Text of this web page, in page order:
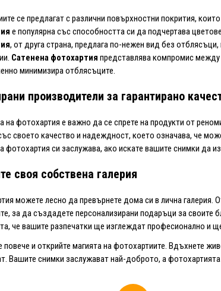
се предлагат с различни повърхностни покрития,
е популярна със способността си да подчертава
, от друга страна, предлага по-нежен вид без
Сатенена фотохартия представлява компромис между
минимизира отблясъците.
производители за гарантирано
на фотохартия е важно да се спрете на продукти от
своето качество и надеждност, което означава, че
фотохартия си заслужава, ако искате вашите снимки да
своя собствена галерия
можете лесно да превърнете дома си в лична галерия.
за да създадете персонализирани подаръци за
че вашите разпечатки ще изглеждат професионално и
повече и открийте магията на фотохартиите. Вдъхнете
Вашите снимки заслужават най-доброто, а